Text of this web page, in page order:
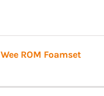
Wee ROM Foamset